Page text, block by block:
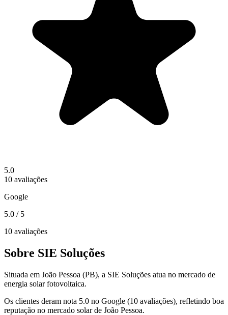
5.0
10 avaliações
Google
5.0 / 5
10 avaliações
Sobre SIE Soluções
Situada em João Pessoa (PB), a SIE Soluções atua no mercado de
energia solar fotovoltaica.
Os clientes deram nota 5.0 no Google (10 avaliações), refletindo boa
reputação no mercado solar de João Pessoa.